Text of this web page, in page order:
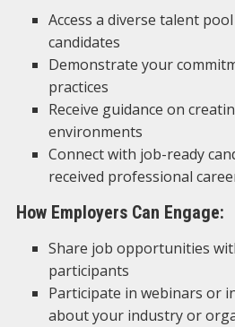
Access a diverse talent
candidates
Demonstrate your
practices
Receive guidance on
environments
Connect with job-ready
received professional
How Employers Can Engage:
Share job opportunities
participants
Participate in webinars or
about your industry or